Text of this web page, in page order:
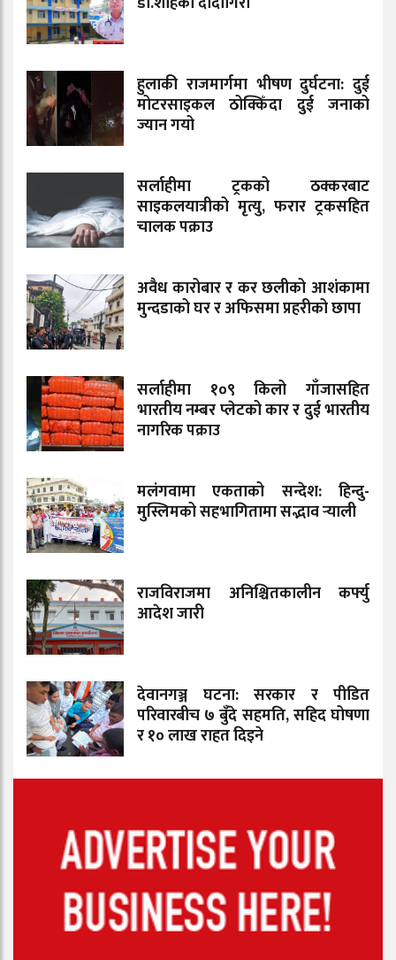
हुलाकी राजमार्गमा भीषण दुर्घटना: दुई
मोटरसाइकल ठोक्किँदा दुई जनाको
ज्यान गयो
सर्लाहीमा ट्रकको ठक्करबाट
साइकलयात्रीको मृत्यु, फरार ट्रकसहित
चालक पक्राउ
अवैध कारोबार र कर छलीको आशंकामा
मुन्दडाको घर र अफिसमा प्रहरीको छापा
सर्लाहीमा १०९ किलो गाँजासहित
भारतीय नम्बर प्लेटको कार र दुई भारतीय
नागरिक पक्राउ
मलंगवामा एकताको सन्देश: हिन्दु-
मुस्लिमको सहभागितामा सद्भाव र्‍याली
राजविराजमा अनिश्चितकालीन कर्फ्यु
आदेश जारी
देवानगञ्ज घटना: सरकार र पीडित
परिवारबीच ७ बुँदे सहमति, सहिद घोषणा
र १० लाख राहत दिइने